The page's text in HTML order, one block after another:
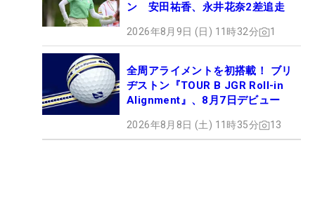
ン 安田祐香、永井花奈2差追走
2026年8月9日 (日) 11時32分 1
全周アライメントを初搭載！ ブリ
ヂストン『TOUR B JGR Roll-in
Alignment』、8月7日デビュー
2026年8月8日 (土) 11時35分 13